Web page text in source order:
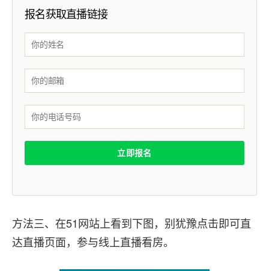
报名获取直播链接
方法三、在51网站上看到下图，别犹豫点击即可直
达直播页面，参与线上直播看房。